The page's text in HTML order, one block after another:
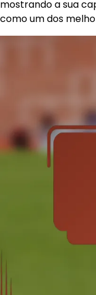
mostrando a sua
como um dos